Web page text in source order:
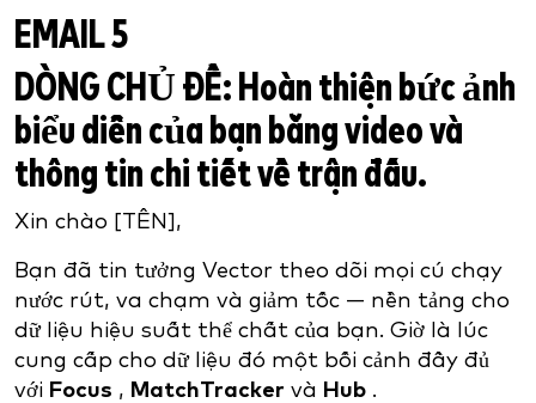
EMAIL 5
DÒNG CHỦ ĐỀ: Hoàn thiện bức ảnh
biểu diễn của bạn bằng video và
thông tin chi tiết về trận đấu.
Xin chào [TÊN],
Bạn đã tin tưởng Vector theo dõi mọi cú chạy
nước rút, va chạm và giảm tốc — nền tảng cho
dữ liệu hiệu suất thể chất của bạn. Giờ là lúc
cung cấp cho dữ liệu đó một bối cảnh đầy đủ
với Focus , MatchTracker và Hub .